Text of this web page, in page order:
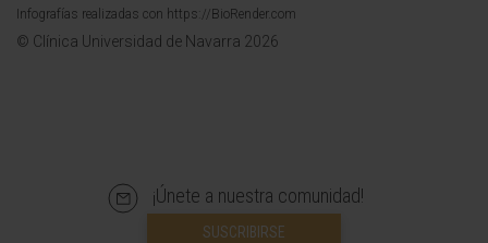
Infografías realizadas con https://BioRender.com
© Clínica Universidad de Navarra 2026
¡Únete a nuestra comunidad!
SUSCRIBIRSE